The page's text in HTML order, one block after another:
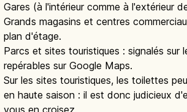
Gares (à l'intérieur comme à l'extérieur
Grands magasins et centres
plan d'étage.
Parcs et sites touristiques : signalés sur
repérables sur Google Maps.
Sur les sites touristiques, les toilettes
en haute saison : il est donc judicieux